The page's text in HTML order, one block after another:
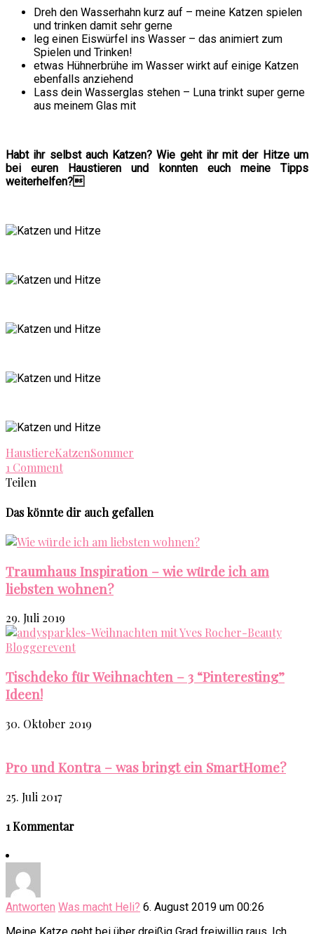
Dreh den Wasserhahn kurz auf – meine Katzen spielen
und trinken damit sehr gerne
leg einen Eiswürfel ins Wasser – das animiert zum
Spielen und Trinken!
etwas Hühnerbrühe im Wasser wirkt auf einige Katzen
ebenfalls anziehend
Lass dein Wasserglas stehen – Luna trinkt super gerne
aus meinem Glas mit
Habt ihr selbst auch Katzen? Wie geht ihr mit der Hitze um
bei euren Haustieren und konnten euch meine Tipps
weiterhelfen?
HaustiereKatzenSommer
1 Comment
Teilen
Das könnte dir auch gefallen
Traumhaus Inspiration – wie würde ich am
liebsten wohnen?
29. Juli 2019
Tischdeko für Weihnachten – 3 “Pinteresting”
Ideen!
30. Oktober 2019
Pro und Kontra – was bringt ein SmartHome?
25. Juli 2017
1 Kommentar
Antworten Was macht Heli? 6. August 2019 um 00:26
Meine Katze geht bei über dreißig Grad freiwillig raus. Ich